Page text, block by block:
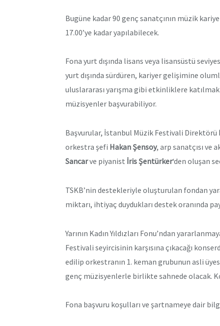
Bugüne kadar 90 genç sanatçının müzik
17.00’ye kadar yapılabilecek.
Fona yurt dışında lisans veya lisansüstü
yurt dışında sürdüren, kariyer gelişimine
uluslararası yarışma gibi etkinliklere
müzisyenler başvurabiliyor.
Başvurular, İstanbul Müzik Festivali Direktörü
orkestra şefi Hakan Şensoy, arp sanatçısı ve
Sancarve piyanist İris Şentürker‘den oluşan
TSKB’nin destekleriyle oluşturulan fondan
miktarı, ihtiyaç duydukları destek oranında
Yarının Kadın Yıldızları Fonu’ndan
Festivali seyircisinin karşısına çıkacağı
edilip orkestranın 1. keman grubunun asli
genç müzisyenlerle birlikte sahnede olacak.
Fona başvuru koşulları ve şartnameye dair